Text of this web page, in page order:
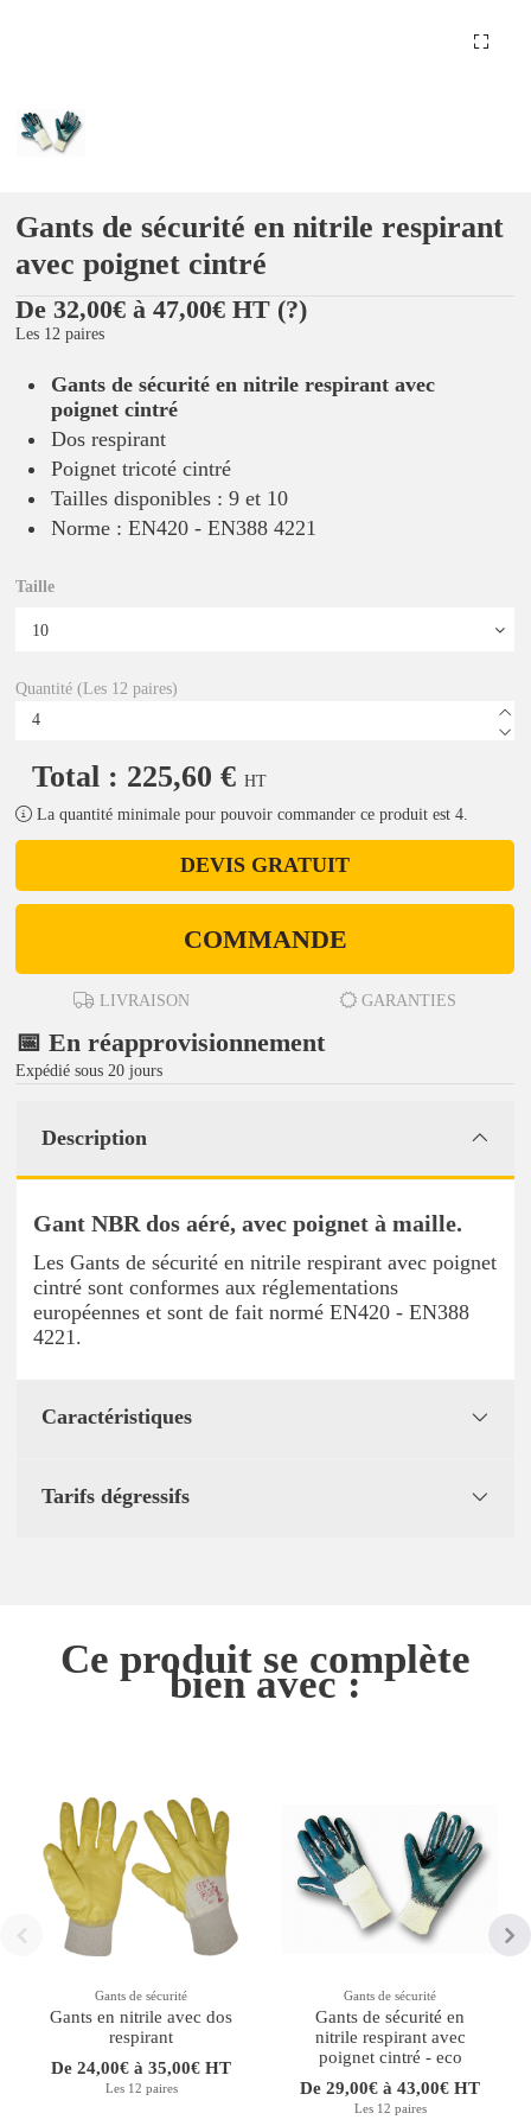
Gants de sécurité en nitrile respirant
avec poignet cintré
De 32,00€ à 47,00€ HT (?)
Les 12 paires
Gants de sécurité en nitrile respirant avec
poignet cintré
Dos respirant
Poignet tricoté cintré
Tailles disponibles : 9 et 10
Norme : EN420 - EN388 4221
Taille
Quantité (Les 12 paires)
Total : 225,60 € HT
La quantité minimale pour pouvoir commander ce produit est 4.
DEVIS GRATUIT
COMMANDE
LIVRAISON GARANTIES
📅 En réapprovisionnement
Expédié sous 20 jours
Description
Gant NBR dos aéré, avec poignet à maille.
Les Gants de sécurité en nitrile respirant avec poignet
cintré sont conformes aux réglementations
européennes et sont de fait normé EN420 - EN388
4221.
Caractéristiques
Tarifs dégressifs
Ce produit se complète
bien avec :
Gants de sécurité
Gants en nitrile avec dos
respirant
De 24,00€ à 35,00€ HT
Les 12 paires
Gants de sécurité
Gants de sécurité en
nitrile respirant avec
poignet cintré - eco
De 29,00€ à 43,00€ HT
Les 12 paires